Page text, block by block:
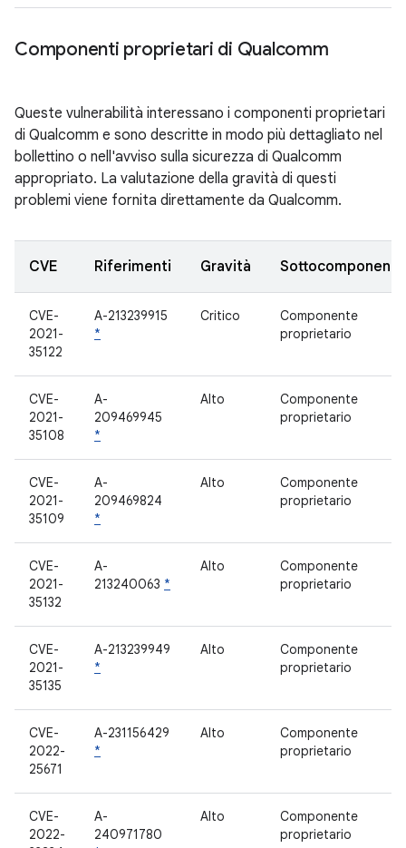
Componenti proprietari di Qualcomm
Queste vulnerabilità interessano i componenti proprietari
di Qualcomm e sono descritte in modo più dettagliato nel
bollettino o nell'avviso sulla sicurezza di Qualcomm
appropriato. La valutazione della gravità di questi
problemi viene fornita direttamente da Qualcomm.
CVE Riferimenti Gravità Sottocomponente
CVE-
2021-
35122
A-213239915
*
Critico
Componente
proprietario
CVE-
2021-
35108
A-
209469945
*
Alto
Componente
proprietario
CVE-
2021-
35109
A-
209469824
*
Alto
Componente
proprietario
CVE-
2021-
35132
A-
213240063 *
Alto
Componente
proprietario
CVE-
2021-
35135
A-213239949
*
Alto
Componente
proprietario
CVE-
2022-
25671
A-231156429
*
Alto
Componente
proprietario
CVE-
2022-
A-
240971780
Alto
Componente
proprietario